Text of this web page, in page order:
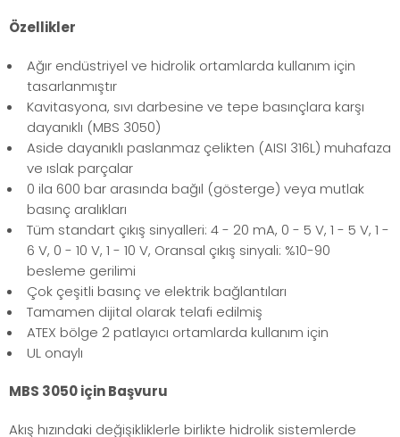
Özellikler
Ağır endüstriyel ve hidrolik ortamlarda kullanım için
tasarlanmıştır
Kavitasyona, sıvı darbesine ve tepe basınçlara karşı
dayanıklı (MBS 3050)
Aside dayanıklı paslanmaz çelikten (AISI 316L) muhafaza
ve ıslak parçalar
0 ila 600 bar arasında bağıl (gösterge) veya mutlak
basınç aralıkları
Tüm standart çıkış sinyalleri: 4 - 20 mA, 0 - 5 V, 1 - 5 V, 1 -
6 V, 0 - 10 V, 1 - 10 V, Oransal çıkış sinyali: %10-90
besleme gerilimi
Çok çeşitli basınç ve elektrik bağlantıları
Tamamen dijital olarak telafi edilmiş
ATEX bölge 2 patlayıcı ortamlarda kullanım için
UL onaylı
MBS 3050 için Başvuru
Akış hızındaki değişikliklerle birlikte hidrolik sistemlerde